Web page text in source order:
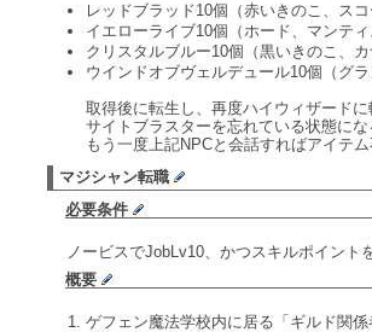
レッドブラッド10個（赤いきのこ、スコ
イエローライブ10個（ホード、マンティ
クリスタルブルー10個（黒いきのこ、カ
ウインドオブヴェルデュール10個（グラ
取得後に転生し、再度ハイウィザード
サイトブラスターを忘れている状態にな
もう一度上記NPCと会話すればアイテム
マジシャン転職
必要条件
ノービスでJobLv10、かつスキルポイント
概要
ゲフェン魔法学校内に居る「ギルド関係